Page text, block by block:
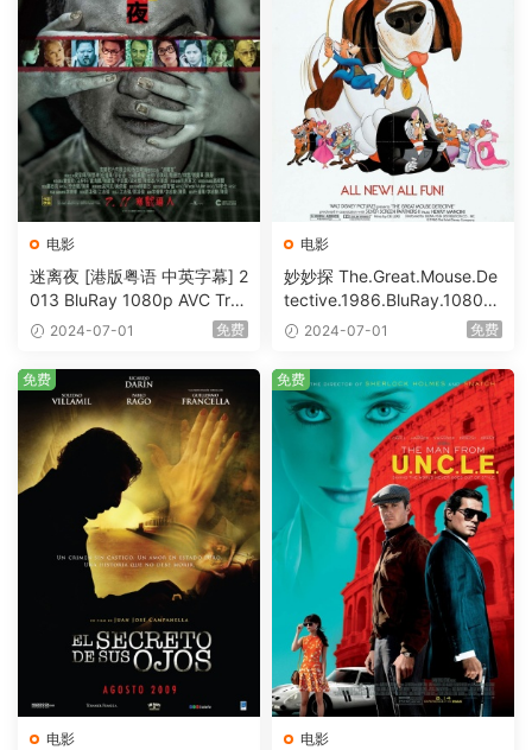
电影
迷离夜 [港版粤语 中英字幕] 2
013 BluRay 1080p AVC Tru
eHD5.1 [BDISO 22.64GB]
2024-07-01 免费
电影
妙妙探 The.Great.Mouse.De
tective.1986.BluRay.1080p.
AVC.DTS-HD.MA.5.1-HDHo
2024-07-01 免费
电影
免费
电影
免费